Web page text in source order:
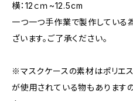
横：12ｃｍ~12.5cm
一つ一つ手作業で製作している
ざいます。ご了承ください。
※マスクケースの素材はポリエ
が使用されている物もあります